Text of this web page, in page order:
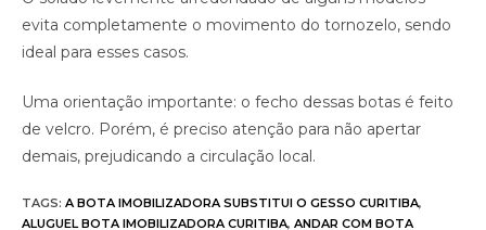
evita completamente o movimento do tornozelo, sendo
ideal para esses casos.
Uma orientação importante: o fecho dessas botas é feito
de velcro. Porém, é preciso atenção para não apertar
demais, prejudicando a circulação local.
TAGS: A BOTA IMOBILIZADORA SUBSTITUI O GESSO CURITIBA,
ALUGUEL BOTA IMOBILIZADORA CURITIBA, ANDAR COM BOTA